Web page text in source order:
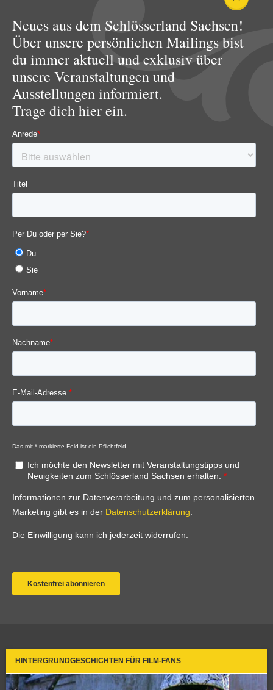
Neues aus dem Schlösserland Sachsen!
Über unsere persönlichen Mailings bist
du immer aktuell und exklusiv über
unsere Veranstaltungen und
Ausstellungen informiert.
Trage dich hier ein.
HINTERGRUNDGESCHICHTEN FÜR FILM-FANS